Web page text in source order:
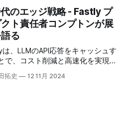
のエッジ戦略 - Fastly プ
クト責任者コンプトンが展
る
は、LLMのAPI応答をキャッシュす
で、コスト削減と高速化を実現す
キップ・コンプトン最高プロダク
拓史 12 11月 2024